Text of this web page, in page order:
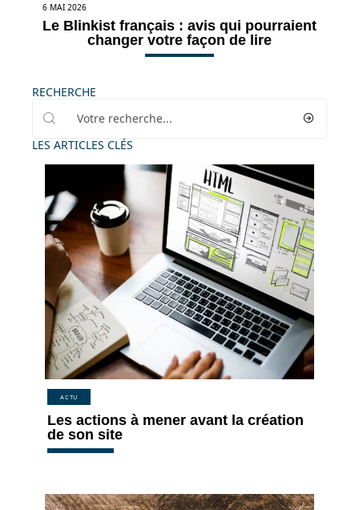
6 MAI 2026
Le Blinkist français : avis qui pourraient
changer votre façon de lire
RECHERCHE
LES ARTICLES CLÉS
ACTU
Les actions à mener avant la création
de son site